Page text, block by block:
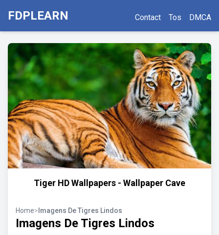
FDPLEARN Contact Tos DMCA
Tiger HD Wallpapers - Wallpaper Cave
Home> Imagens De Tigres Lindos
Imagens De Tigres Lindos